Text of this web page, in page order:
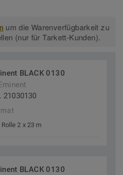
um die Warenverfügbarkeit zu
(nur für Tarkett-Kunden).
BLACK 0130
21030130
Rolle 2 x 23 m
BLACK 0130